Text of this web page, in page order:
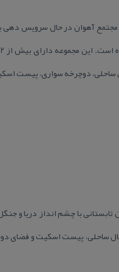
مجتمع آهوان در حال سرویس
ساحلی، دوچرخه سواری، پیست
استاندارد والیبال ساحلی، پیست